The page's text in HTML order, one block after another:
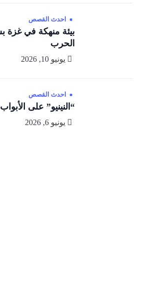
احدث القصص
بيئة منهكة في غزة
الحرب
يونيو 10, 2026
احدث القصص
“النينيو” على الأبواب
يونيو 6, 2026